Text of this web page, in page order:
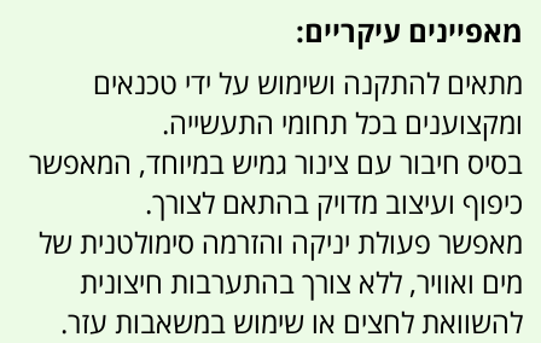
מאפיינים עיקריים:
מתאים להתקנה ושימוש על ידי טכנאים
ומקצוענים בכל תחומי התעשייה.
בסיס חיבור עם צינור גמיש במיוחד, המאפשר
כיפוף ועיצוב מדויק בהתאם לצורך.
מאפשר פעולת יניקה והזרמה סימולטנית של
מים ואוויר, ללא צורך בהתערבות חיצונית
להשוואת לחצים או שימוש במשאבות עזר.